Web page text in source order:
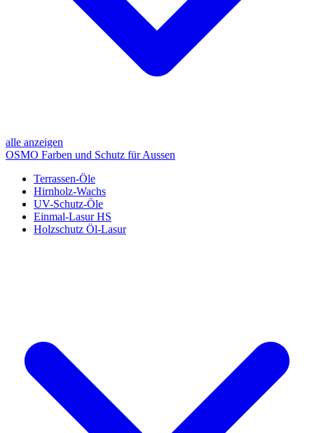
alle anzeigen
OSMO Farben und Schutz für Aussen
Terrassen-Öle
Hirnholz-Wachs
UV-Schutz-Öle
Einmal-Lasur HS
Holzschutz Öl-Lasur